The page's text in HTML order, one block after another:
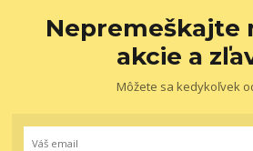
Nepremeškajte
akcie a
Môžete sa kedykoľvek